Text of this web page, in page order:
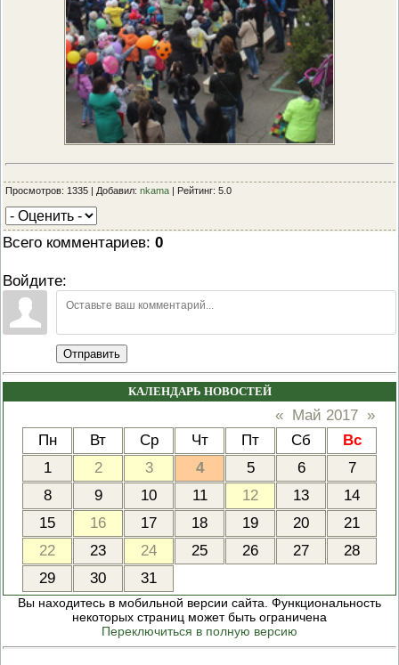
Просмотров: 1335 | Добавил: nkama | Рейтинг: 5.0
Всего комментариев: 0
Войдите:
Отправить
КАЛЕНДАРЬ НОВОСТЕЙ
« Май 2017 »
Пн
Вт Ср Чт Пт Сб
Вс
1
2 3 4 5 6
7
8
9 10 11 12 13
14
15
16 17 18 19 20
21
22
23 24 25 26 27
28
29
30 31
Вы находитесь в мобильной версии сайта. Функциональность
некоторых страниц может быть ограничена
Переключиться в полную версию